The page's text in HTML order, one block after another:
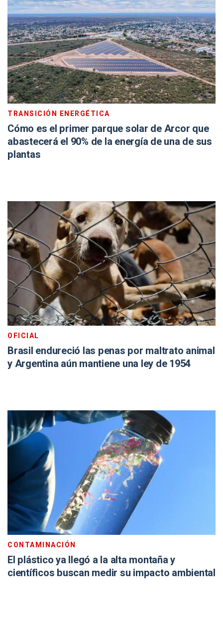
TRANSICIÓN ENERGÉTICA
Cómo es el primer parque solar de Arcor que
abastecerá el 90% de la energía de una de sus
plantas
OFICIAL
Brasil endureció las penas por maltrato animal
y Argentina aún mantiene una ley de 1954
CONTAMINACIÓN
El plástico ya llegó a la alta montaña y
científicos buscan medir su impacto ambiental